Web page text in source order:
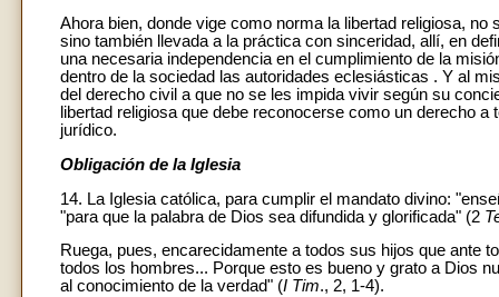
Ahora bien, donde vige como norma la libertad religiosa,
sino también llevada a la práctica con sinceridad, allí, en
una necesaria independencia en el cumplimiento de la
dentro de la sociedad las autoridades eclesiásticas . Y al
del derecho civil a que no se les impida vivir según su
libertad religiosa que debe reconocerse como un derecho
jurídico.
Obligación de la Iglesia
14. La Iglesia católica, para cumplir el mandato divino:
"para que la palabra de Dios sea difundida y glorificada" (2
Ruega, pues, encarecidamente a todos sus hijos que ante
todos los hombres... Porque esto es bueno y grato a Dios
al conocimiento de la verdad" (I Tim., 2, 1-4).